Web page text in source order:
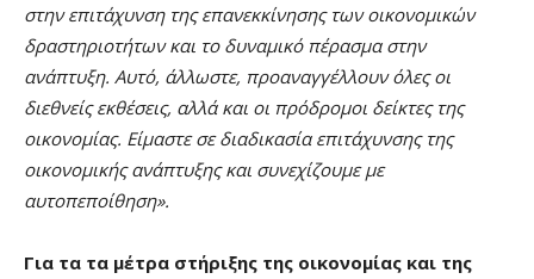
στην επιτάχυνση της επανεκκίνησης των οικονομικών
δραστηριοτήτων και το δυναμικό πέρασμα στην
ανάπτυξη. Αυτό, άλλωστε, προαναγγέλλουν όλες οι
διεθνείς εκθέσεις, αλλά και οι πρόδρομοι δείκτες της
οικονομίας. Είμαστε σε διαδικασία επιτάχυνσης της
οικονομικής ανάπτυξης και συνεχίζουμε με
αυτοπεποίθηση».
Για τα τα μέτρα στήριξης της οικονομίας και της